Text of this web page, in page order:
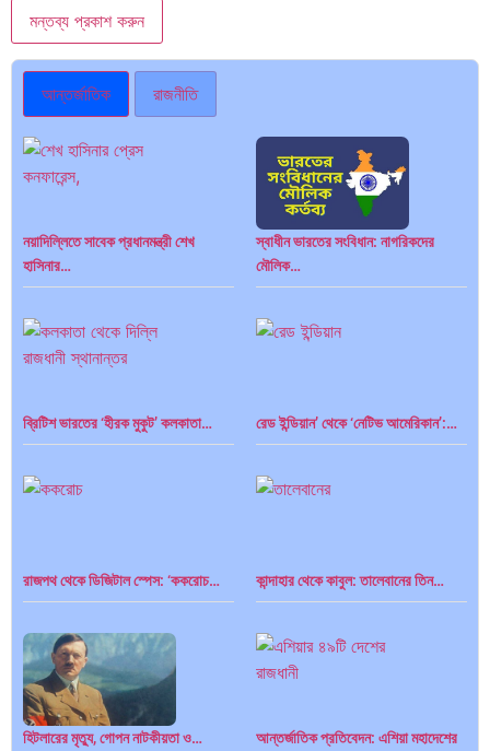
আন্তর্জাতিক রাজনীতি
নয়াদিল্লিতে সাবেক প্রধানমন্ত্রী শেখ
হাসিনার…
স্বাধীন ভারতের সংবিধান: নাগরিকদের
মৌলিক…
ব্রিটিশ ভারতের ‘হীরক মুকুট’ কলকাতা… রেড ইন্ডিয়ান’ থেকে ‘নেটিভ আমেরিকান’:…
রাজপথ থেকে ডিজিটাল স্পেস: ‘ককরোচ… কান্দাহার থেকে কাবুল: তালেবানের তিন…
হিটলারের মৃত্যু, গোপন নাটকীয়তা ও…
আন্তর্জাতিক প্রতিবেদন: এশিয়া মহাদেশের